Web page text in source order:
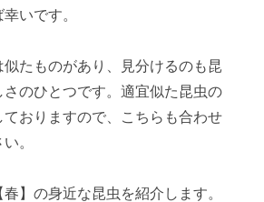
いです。
たものがあり、見分けるのも昆
さのひとつです。適宜似た昆虫の
ておりますので、こちらも合わせ
。
】の身近な昆虫を紹介します。